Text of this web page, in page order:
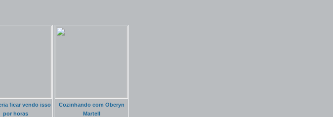
ficar vendo isso
por horas
Cozinhando com Oberyn
Martell